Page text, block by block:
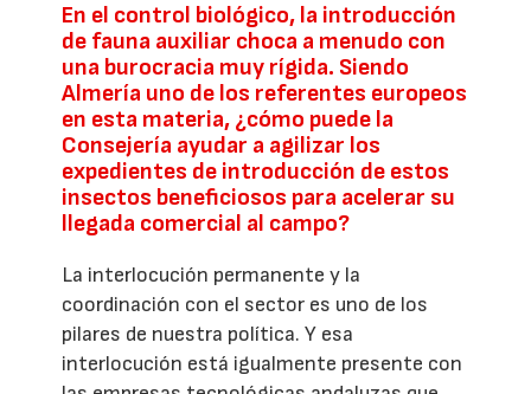
En el control biológico, la introducción
de fauna auxiliar choca a menudo con
una burocracia muy rígida. Siendo
Almería uno de los referentes europeos
en esta materia, ¿cómo puede la
Consejería ayudar a agilizar los
expedientes de introducción de estos
insectos beneficiosos para acelerar su
llegada comercial al campo?
La interlocución permanente y la
coordinación con el sector es uno de los
pilares de nuestra política. Y esa
interlocución está igualmente presente con